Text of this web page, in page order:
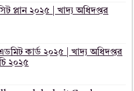
প্লান ২০২৫ | খাদ্য অধিদপ্তর
কার্ড ২০২৫ | খাদ্য অধিদপ্তর
২০২৫